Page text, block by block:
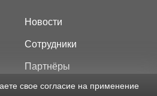
Новости
Сотрудники
Партнёры
Карта сайта
свое согласие на применение